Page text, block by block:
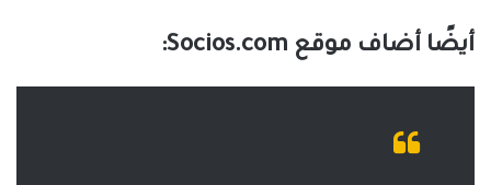
أيضًا أضاف موقع Socios.com: